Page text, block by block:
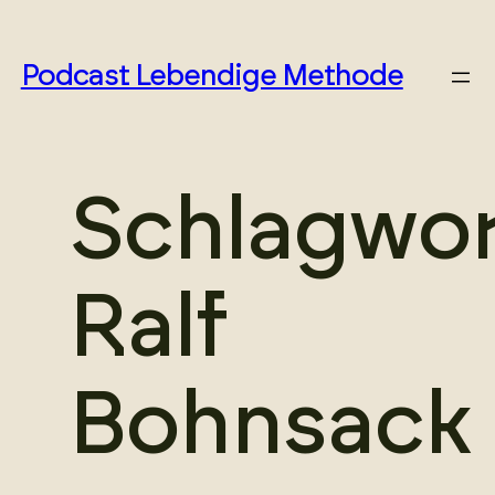
Inhalt
Podcast Lebendige Methode
Ralf
Bohnsack